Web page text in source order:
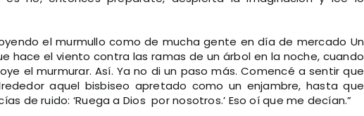
el murmullo como de mucha gente en día de mercado Un
hace el viento contra las ramas de un árbol en la noche, cuando
el murmurar. Así. Ya no di un paso más. Comencé a sentir que
aquel bisbiseo apretado como un enjambre, hasta que
de ruido: ‘Ruega a Dios por nosotros.’ Eso oí que me decían.”